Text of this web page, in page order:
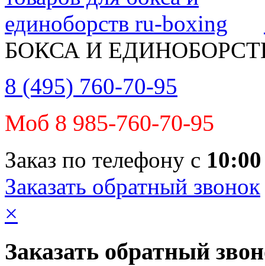
БОКСА И
8 (495) 760-70-95
Моб 8 985-760-70-95
Заказ по телефону с 10:00
Заказать обратный звонок
×
Заказать обратный